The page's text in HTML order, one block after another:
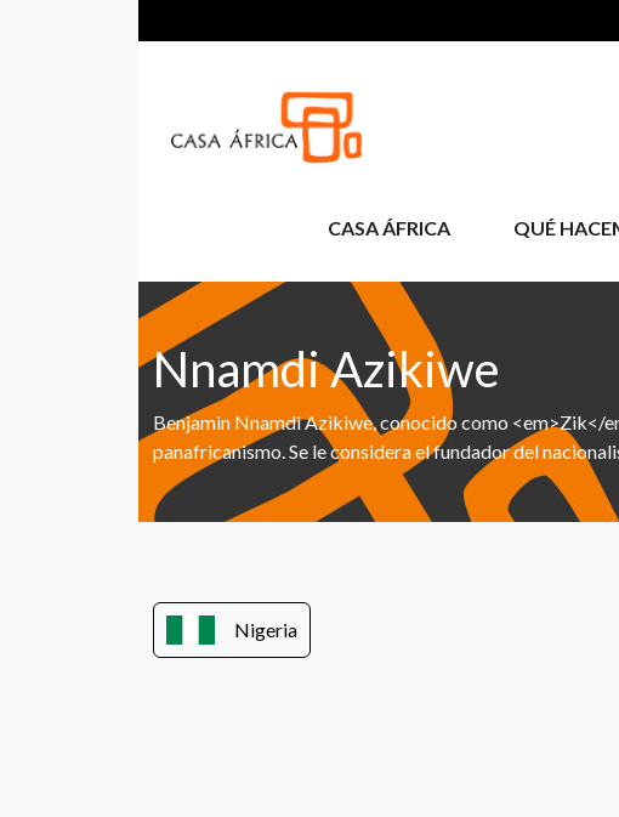
CASA ÁFRICA QUÉ
Nnamdi Azikiwe
Benjamin Nnamdi Azikiwe, conocido como <em>Zik</
panafricanismo. Se le considera el fundador del
Nigeria